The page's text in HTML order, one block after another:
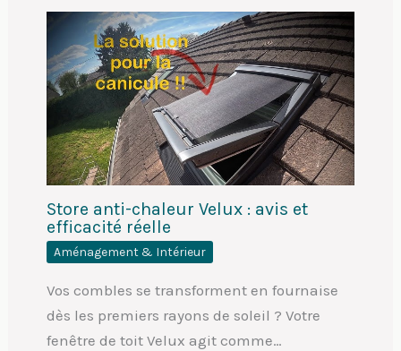
Store anti-chaleur Velux : avis et
efficacité réelle
Aménagement & Intérieur
Vos combles se transforment en fournaise
dès les premiers rayons de soleil ? Votre
fenêtre de toit Velux agit comme…